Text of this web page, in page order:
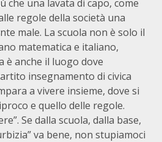
che una lavata di capo, come
regole della società una
male. La scuola non è solo il
matematica e italiano,
è anche il luogo dove
insegnamento di civica
a vivere insieme, dove si
e quello delle regole.
Se dalla scuola, dalla base,
va bene, non stupiamoci